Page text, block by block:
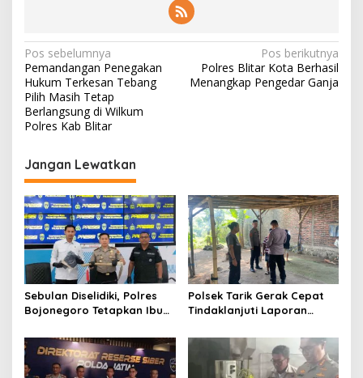
N
a
v
i
a
s
i
p
o
s
Pos sebelumnya
Pemandangan Penegakan
Hukum Terkesan Tebang
Pilih Masih Tetap
Berlangsung di Wilkum
Polres Kab Blitar
Pos berikutnya
Polres Blitar Kota Berhasil
Menangkap Pengedar Ganja
Jangan Lewatkan
Sebulan Diselidiki, Polres
Bojonegoro Tetapkan Ibu
Tersangka Dugaan Aborsi
Polsek Tarik Gerak Cepat
Tindaklanjuti Laporan
Hasil Pengecekan Nihil
Aktivitas Perjudian